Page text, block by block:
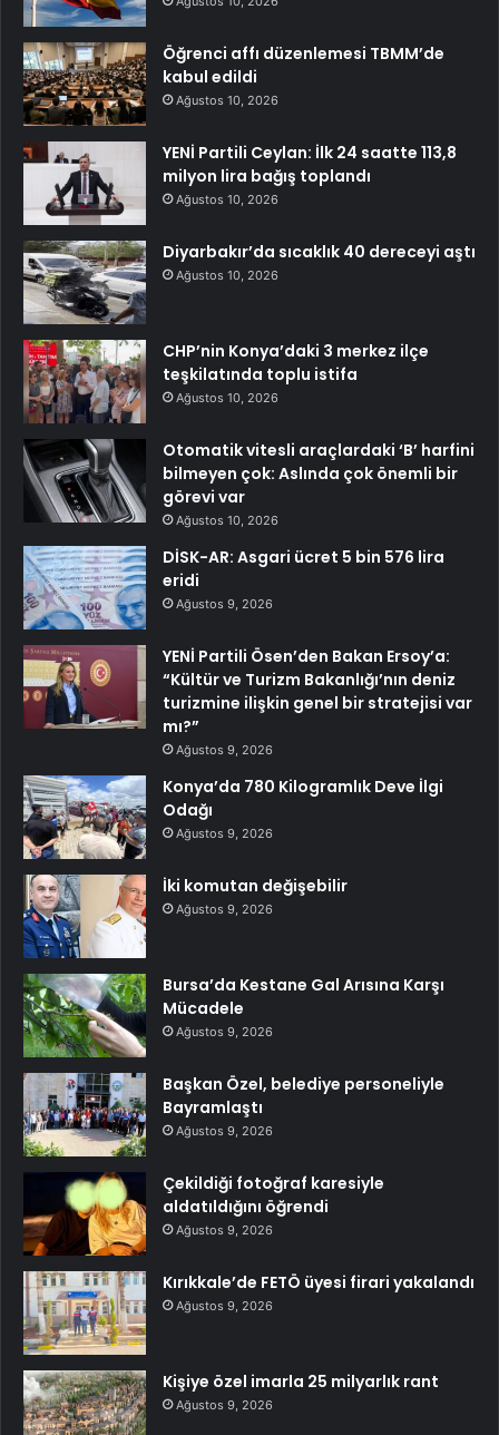
Öğrenci affı düzenlemesi TBMM’de
kabul edildi
Ağustos 10, 2026
YENİ Partili Ceylan: İlk 24 saatte 113,8
milyon lira bağış toplandı
Ağustos 10, 2026
Diyarbakır’da sıcaklık 40 dereceyi aştı
Ağustos 10, 2026
CHP’nin Konya’daki 3 merkez ilçe
teşkilatında toplu istifa
Ağustos 10, 2026
Otomatik vitesli araçlardaki ‘B’ harfini
bilmeyen çok: Aslında çok önemli bir
görevi var
Ağustos 10, 2026
DİSK-AR: Asgari ücret 5 bin 576 lira
eridi
Ağustos 9, 2026
YENİ Partili Ösen’den Bakan Ersoy’a:
“Kültür ve Turizm Bakanlığı’nın deniz
turizmine ilişkin genel bir stratejisi var
mı?”
Ağustos 9, 2026
Konya’da 780 Kilogramlık Deve İlgi
Odağı
Ağustos 9, 2026
İki komutan değişebilir
Ağustos 9, 2026
Bursa’da Kestane Gal Arısına Karşı
Mücadele
Ağustos 9, 2026
Başkan Özel, belediye personeliyle
Bayramlaştı
Ağustos 9, 2026
Çekildiği fotoğraf karesiyle
aldatıldığını öğrendi
Ağustos 9, 2026
Kırıkkale’de FETÖ üyesi firari yakalandı
Ağustos 9, 2026
Kişiye özel imarla 25 milyarlık rant
Ağustos 9, 2026